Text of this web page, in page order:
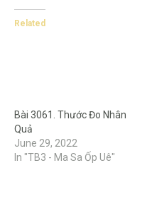
Related
Bài 3061. Thước Đo Nhân
Quả
June 29, 2022
In "TB3 - Ma Sa Ốp Uê"